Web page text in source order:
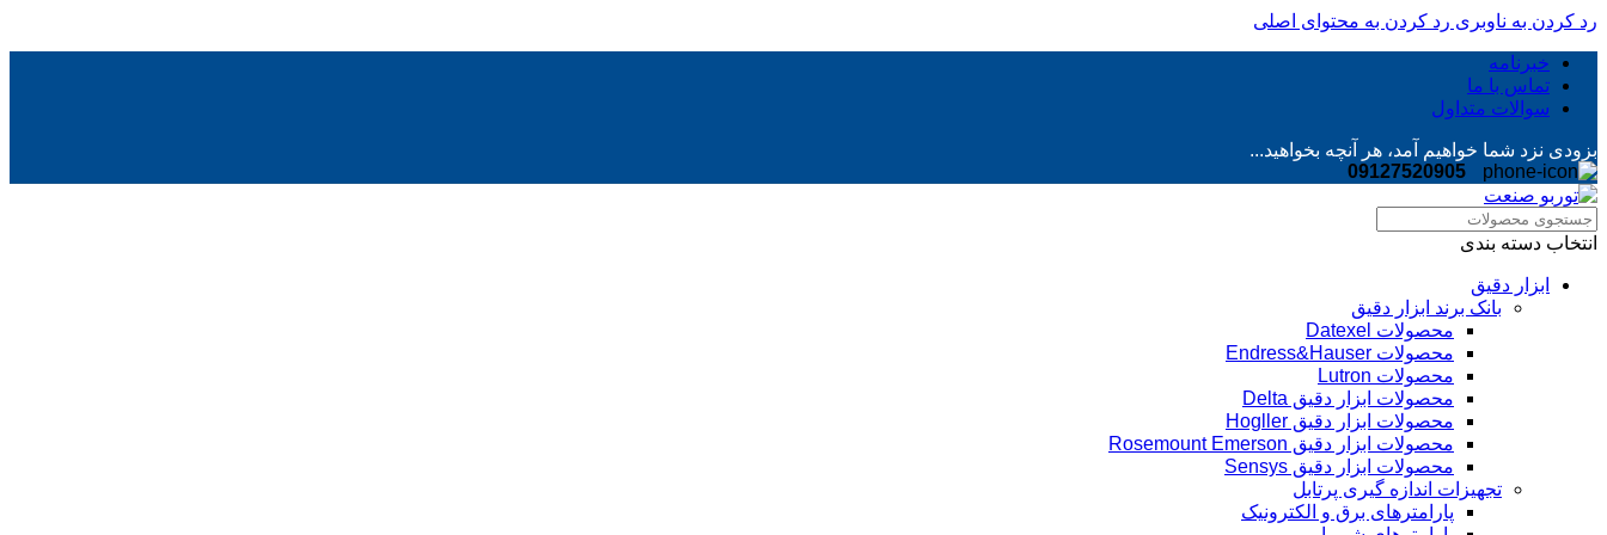
رد کردن به ناوبری رد کردن به محتوای اصلی
خبرنامه
تماس با ما
سوالات متداول
بزودی نزد شما خواهیم آمد، هر آنچه بخواهید...
09127520905
انتخاب دسته بندی
ابزار دقیق
بانک برند ابزار دقیق
محصولات Datexel
محصولات Endress&Hauser
محصولات Lutron
محصولات ابزار دقیق Delta
محصولات ابزار دقیق Hogller
محصولات ابزار دقیق Rosemount Emerson
محصولات ابزار دقیق Sensys
تجهیزات اندازه گیری پرتابل
پارامترهای برق و الکترونیک